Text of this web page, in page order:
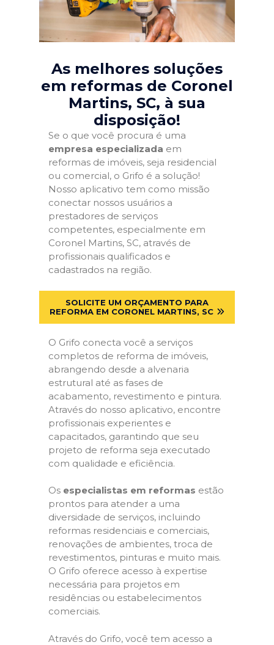
As melhores soluções
em reformas de Coronel
Martins, SC, à sua
disposição!
Se o que você procura é uma
empresa especializada em
reformas de imóveis, seja residencial
ou comercial, o Grifo é a solução!
Nosso aplicativo tem como missão
conectar nossos usuários a
prestadores de serviços
competentes, especialmente em
Coronel Martins, SC, através de
profissionais qualificados e
cadastrados na região.
SOLICITE UM ORÇAMENTO PARA
REFORMA EM CORONEL MARTINS, SC
O Grifo conecta você a serviços
completos de reforma de imóveis,
abrangendo desde a alvenaria
estrutural até as fases de
acabamento, revestimento e pintura.
Através do nosso aplicativo, encontre
profissionais experientes e
capacitados, garantindo que seu
projeto de reforma seja executado
com qualidade e eficiência.
Os especialistas em reformas estão
prontos para atender a uma
diversidade de serviços, incluindo
reformas residenciais e comerciais,
renovações de ambientes, troca de
revestimentos, pinturas e muito mais.
O Grifo oferece acesso à expertise
necessária para projetos em
residências ou estabelecimentos
comerciais.
Através do Grifo, você tem acesso a